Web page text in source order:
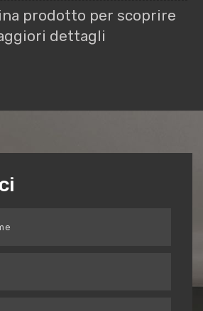
prodotto per scoprire
dettagli